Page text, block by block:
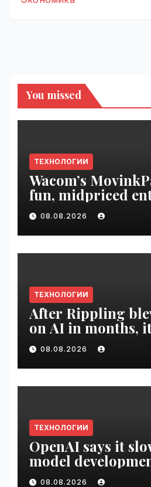
You missed
ТЕХНОЛОГИИ
Wacom’s
fun, midpriced
digital artists |
08.08.2026
ТЕХНОЛОГИИ
After Rippling
on AI in months,
employee ROI tool |
VseTime.ru
08.08.2026
ТЕХНОЛОГИИ
OpenAI says it
model
security concerns
08.08.2026